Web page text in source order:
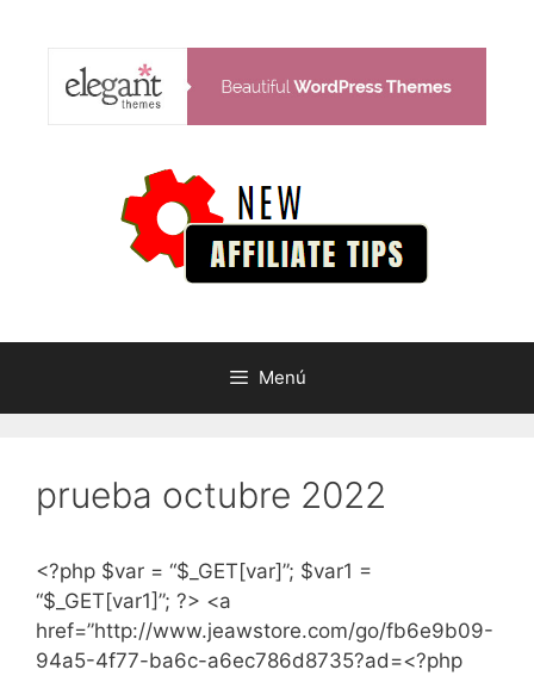
contenido
Menú
prueba octubre 2022
<?php $var = “$_GET[var]”; $var1 =
“$_GET[var1]”; ?> <a
href=”http://www.jeawstore.com/go/fb6e9b09-
94a5-4f77-ba6c-a6ec786d8735?ad=<?php